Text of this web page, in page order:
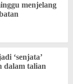
menjelang
‘senjata’
dalam talian